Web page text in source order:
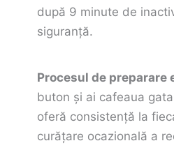
după 9 minute de
siguranță.
Procesul de
buton și ai cafeaua
oferă consistență la
curățare ocazională a